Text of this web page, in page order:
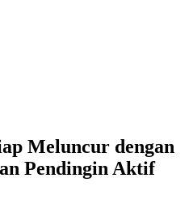
Meluncur dengan
Pendingin Aktif